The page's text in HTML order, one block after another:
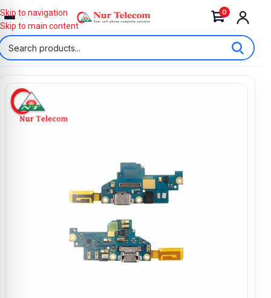
0
Skip to navigation
Skip to main content